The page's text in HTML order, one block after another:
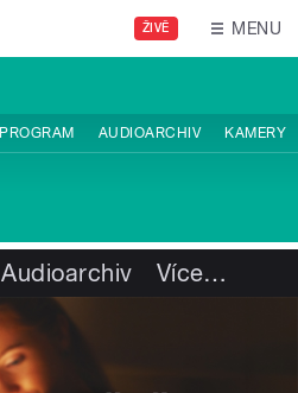
ŽIVĚ MENU
PROGRAM AUDIOARCHIV KAMERY
Audioarchiv Více…